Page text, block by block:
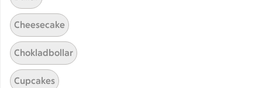
Cheesecake
Chokladbollar
Cupcakes